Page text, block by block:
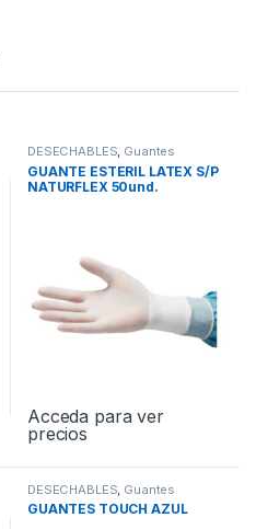
DESECHABLES Guantes
GUANTE ESTERIL LATEX S/P
NATURFLEX 50und.
Acceda para ver
precios
DESECHABLES Guantes
GUANTES TOUCH AZUL